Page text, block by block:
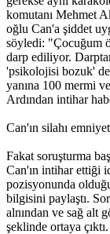
komutanı Mehmet
oğlu Can'a şiddet
söyledi: "Çocuğum
darp ediliyor.
'psikolojisi bozuk'
yanına 100 mermi
Ardından intihar
Can'ın silahı
Fakat soruşturma
Can'ın intihar ettiği
pozisyonunda
bilgisini paylaştı.
alnından ve sağ alt
şeklinde ortaya çıktı.